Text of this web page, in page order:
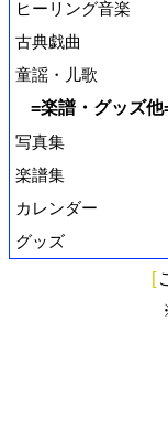
ヒーリング音楽
古典戯曲
童謡・儿歌
=楽譜・グッズ他
写真集
楽譜集
カレンダー
グッズ
[